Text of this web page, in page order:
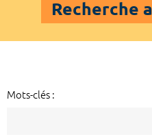
Recherche
Mots-clés :